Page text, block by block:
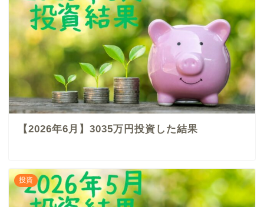
【2026年6月】3035万円投資した結果
投資